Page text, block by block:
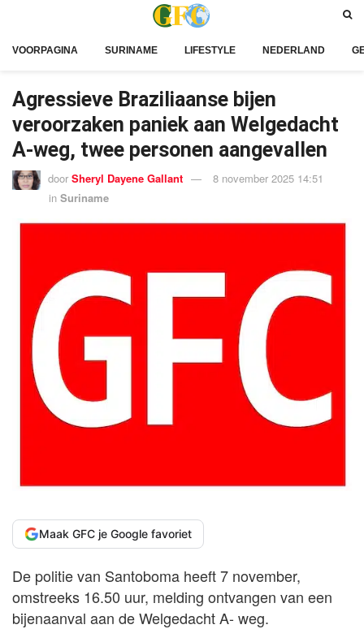
VOORPAGINA SURINAME LIFESTYLE NEDERLAND
Agressieve Braziliaanse bijen
veroorzaken paniek aan Welgedacht
A-weg, twee personen aangevallen
door Sheryl Dayene Gallant
8 november 2025 14:51
in Suriname
Maak GFC je Google favoriet
De politie van Santoboma heeft 7 november,
omstreeks 16.50 uur, melding ontvangen van een
bijenaanval aan de Welgedacht A- weg.